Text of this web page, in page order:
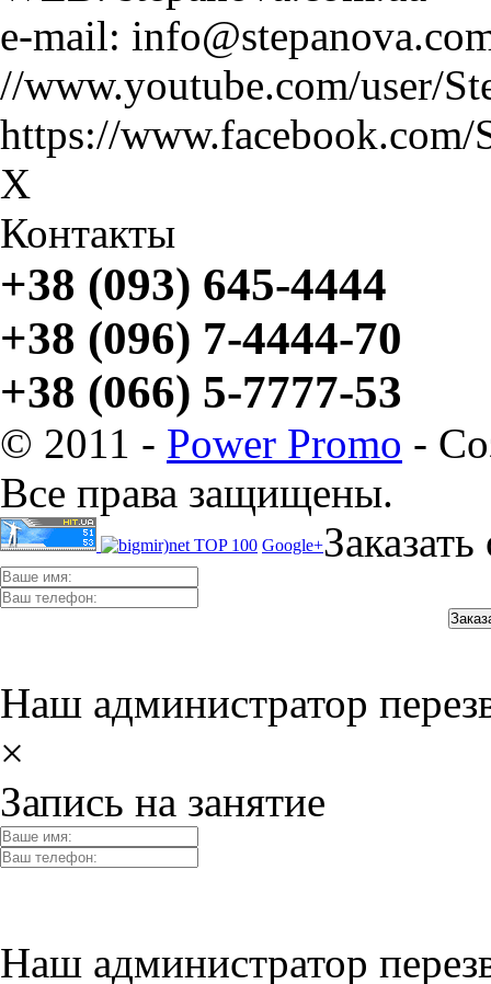
e-mail:
//www.youtube.com/user/
https://www.facebook.com/
X
Контакты
+38 (093) 645-4444
+38 (096) 7-4444-70
+38 (066) 5-7777-53
© 2011 - Power Promo -
Все права защищены.
Google+
Наш администратор
×
Запись на занятие
Наш администратор